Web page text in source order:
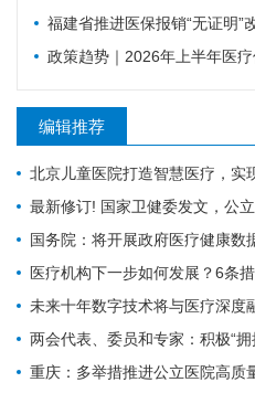
福建省推进医保报销“无证明”改革 2026
政策趋势｜2026年上半年医疗信息化政策汇总，18项政
编辑推荐
北京儿童医院打造智慧医疗，实现
最新修订! 国家卫健委发文，公立医
国务院：将开展政府医疗健康数据授权运营试
医疗机构下一步如何发展？6条
未来十年数字技术将与医疗深度
两会代表、委员和专家：积极“拥抱
重庆：多举措推进公立医院高质